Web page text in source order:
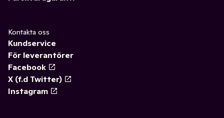
Kontakta oss
Kundservice
För leverantörer
Facebook
X (f.d Twitter)
Instagram